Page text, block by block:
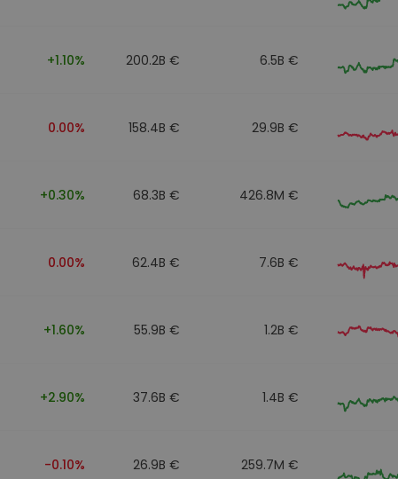
+1.10% 200.2B € 6.5B €
0.00% 158.4B € 29.9B €
+0.30% 68.3B € 426.8M €
0.00% 62.4B € 7.6B €
+1.60% 55.9B € 1.2B €
+2.90% 37.6B € 1.4B €
-0.10% 26.9B € 259.7M €